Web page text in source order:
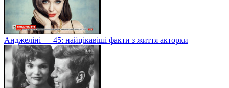
Анджеліні — 45: найцікавіші факти з життя акторки